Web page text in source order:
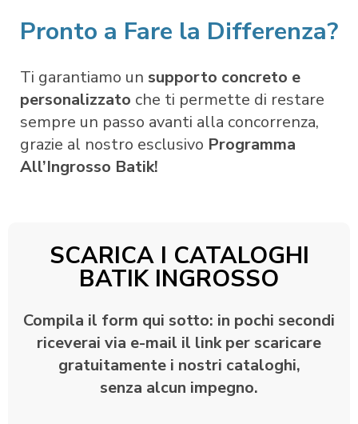
Pronto a Fare la Differenza?
Ti garantiamo un supporto concreto e
personalizzato che ti permette di restare
sempre un passo avanti alla concorrenza,
grazie al nostro esclusivo Programma
All’Ingrosso Batik!
SCARICA I CATALOGHI
BATIK INGROSSO
Compila il form qui sotto: in pochi secondi
riceverai via e-mail il link per scaricare
gratuitamente i nostri cataloghi,
senza alcun impegno.